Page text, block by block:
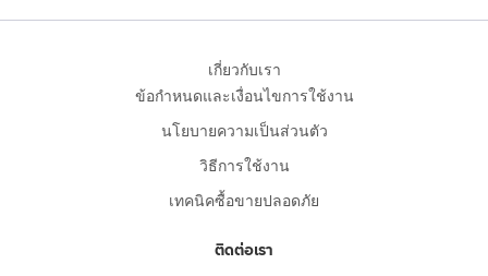
เกี่ยวกับเรา
ข้อกำหนดและเงื่อนไขการใช้งาน
นโยบายความเป็นส่วนตัว
วิธีการใช้งาน
เทคนิคซื้อขายปลอดภัย
ติดต่อเรา